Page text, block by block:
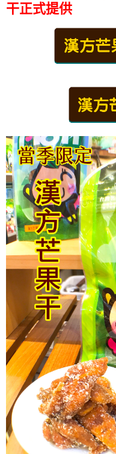
干正式提供